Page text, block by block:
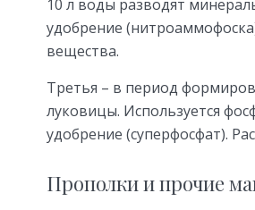
10 л воды разводят
удобрение
вещества.
Третья – в период
луковицы. Используется
удобрение (суперфосфат).
Прополки и прочие